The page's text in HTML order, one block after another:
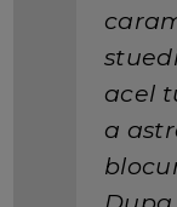
acel
a